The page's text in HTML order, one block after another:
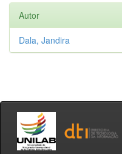
Autor
Dala, Jandira